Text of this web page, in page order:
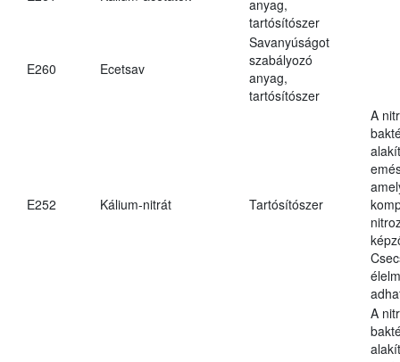
anyag,
tartósítószer
E260 Ecetsav
Savanyúságot
szabályozó
anyag,
tartósítószer
E252 Kálium-nitrát Tartósítószer
A
A